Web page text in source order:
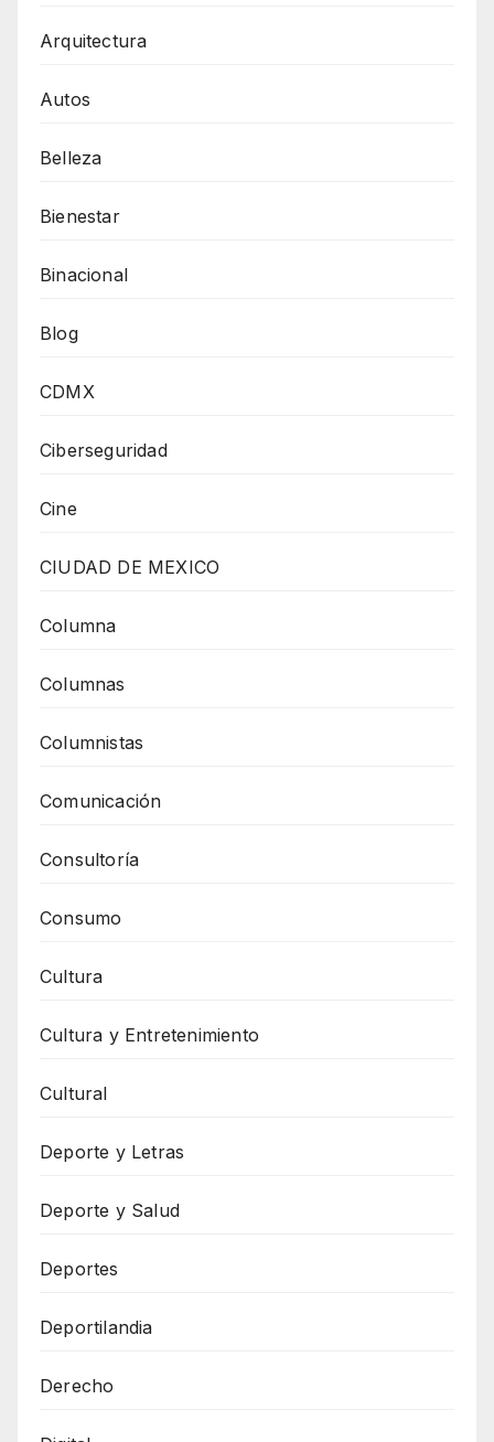
Arquitectura
Autos
Belleza
Bienestar
Binacional
Blog
CDMX
Ciberseguridad
Cine
CIUDAD DE MEXICO
Columna
Columnas
Columnistas
Comunicación
Consultoría
Consumo
Cultura
Cultura y Entretenimiento
Cultural
Deporte y Letras
Deporte y Salud
Deportes
Deportilandia
Derecho